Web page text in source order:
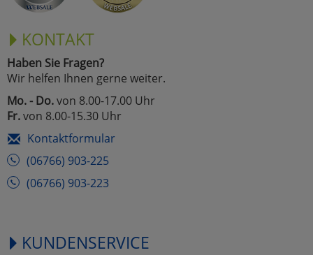
KONTAKT
Haben Sie Fragen?
Wir helfen Ihnen gerne weiter.
Mo. - Do.von 8.00-17.00 Uhr
Fr.von 8.00-15.30 Uhr
Kontaktformular
(06766) 903-225
(06766) 903-223
KUNDENSERVICE